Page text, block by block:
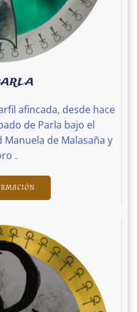
afincada, desde hace
de Parla bajo el
de Malasaña y
.